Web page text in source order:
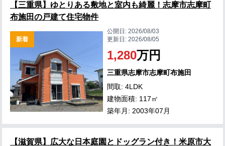
【三重県】ゆとりある敷地と室内も綺麗！志摩市志摩町
布施田の戸建て住宅物件
新着
公開日:2026/08/03
更新日:2026/08/05
1,280万円
三重県志摩市志摩町布施田
間取: 4LDK
建物面積: 117㎡
築年月: 2003年07月
【滋賀県】広大な日本庭園とドッグラン付き！米原市大